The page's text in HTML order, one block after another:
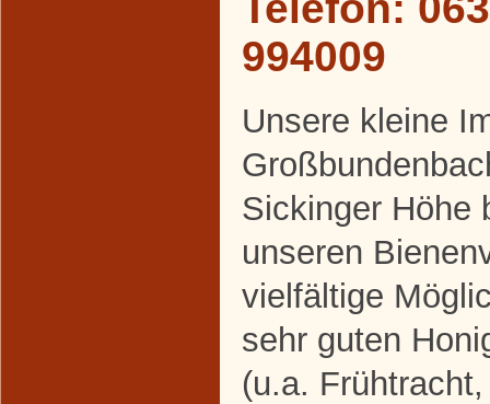
994009
Unsere kleine
Sickinger Höhe
unseren
vielfältige
sehr guten
(u.a.